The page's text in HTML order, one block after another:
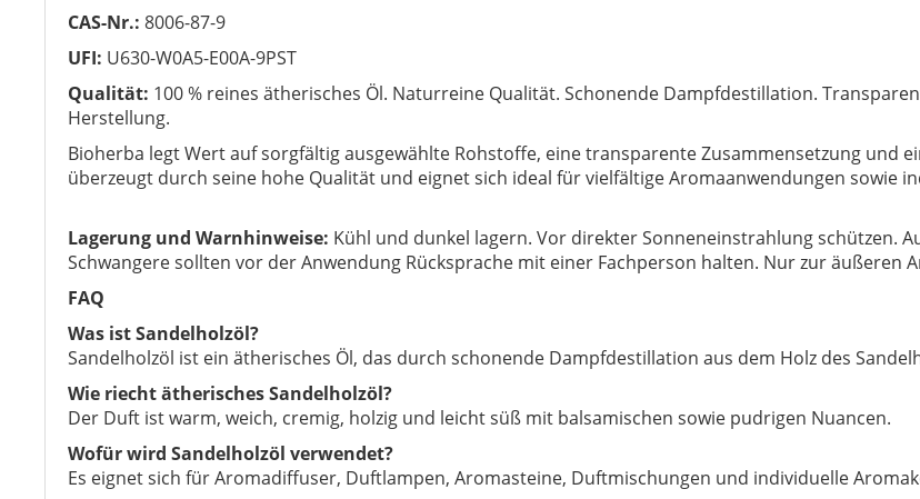
CAS-Nr.: 8006-87-9
UFI: U630-W0A5-E00A-9PST
Qualität: 100 % reines ätherisches Öl. Naturreine Qualität. Schonende Dampfdestillation.
Herstellung.
Bioherba legt Wert auf sorgfältig ausgewählte Rohstoffe, eine transparente Zusammensetzung und
überzeugt durch seine hohe Qualität und eignet sich ideal für vielfältige Aromaanwendungen sowie
Lagerung und Warnhinweise: Kühl und dunkel lagern. Vor direkter Sonneneinstrahlung schützen.
Schwangere sollten vor der Anwendung Rücksprache mit einer Fachperson halten. Nur zur äußeren
FAQ
Was ist Sandelholzöl?
Sandelholzöl ist ein ätherisches Öl, das durch schonende Dampfdestillation aus dem Holz des
Wie riecht ätherisches Sandelholzöl?
Der Duft ist warm, weich, cremig, holzig und leicht süß mit balsamischen sowie pudrigen Nuancen.
Wofür wird Sandelholzöl verwendet?
Es eignet sich für Aromadiffuser, Duftlampen, Aromasteine, Duftmischungen und individuelle